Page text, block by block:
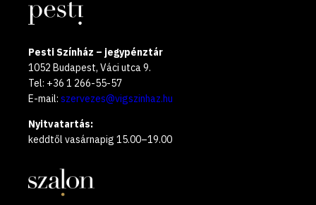
Pesti Színház – jegypénztár
1052 Budapest, Váci utca 9.
Tel: +36 1 266-55-57
E-mail: szervezes@vigszinhaz.hu
Nyitvatartás:
keddtől vasárnapig 15.00–19.00